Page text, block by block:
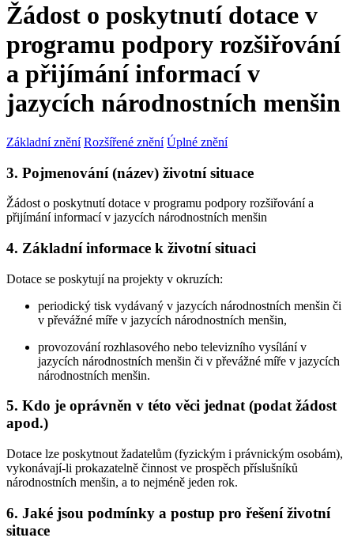
Žádost o poskytnutí dotace v
programu podpory rozšiřování
a přijímání informací v
jazycích národnostních menšin
Základní znění Rozšířené znění Úplné znění
3. Pojmenování (název) životní situace
Žádost o poskytnutí dotace v programu podpory rozšiřování a
přijímání informací v jazycích národnostních menšin
4. Základní informace k životní situaci
Dotace se poskytují na projekty v okruzích:
periodický tisk vydávaný v jazycích národnostních menšin či
v převážné míře v jazycích národnostních menšin,
provozování rozhlasového nebo televizního vysílání v
jazycích národnostních menšin či v převážné míře v jazycích
národnostních menšin.
5. Kdo je oprávněn v této věci jednat (podat žádost
apod.)
Dotace lze poskytnout žadatelům (fyzickým i právnickým osobám),
vykonávají-li prokazatelně činnost ve prospěch příslušníků
národnostních menšin, a to nejméně jeden rok.
6. Jaké jsou podmínky a postup pro řešení životní
situace